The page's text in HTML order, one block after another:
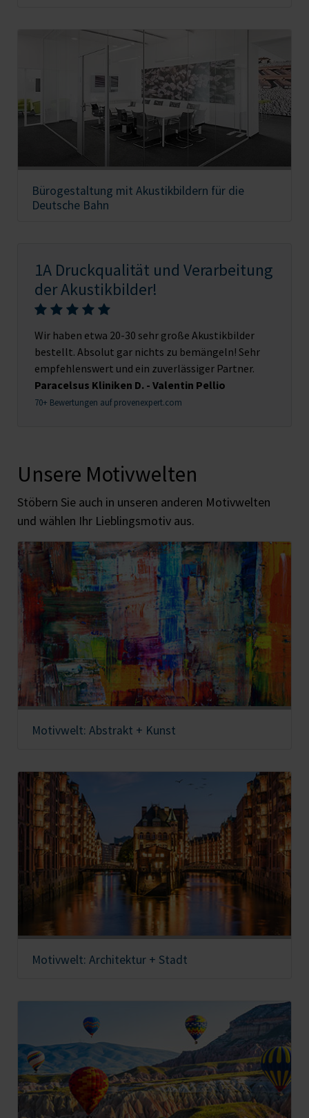
Bürogestaltung mit Akustikbildern für die
Deutsche Bahn
1A Druckqualität und Verarbeitung
der Akustikbilder!
Wir haben etwa 20-30 sehr große Akustikbilder
bestellt. Absolut gar nichts zu bemängeln! Sehr
empfehlenswert und ein zuverlässiger Partner.
Paracelsus Kliniken D. - Valentin Pellio
70+ Bewertungen auf provenexpert.com
Unsere Motivwelten
Stöbern Sie auch in unseren anderen Motivwelten
und wählen Ihr Lieblingsmotiv aus.
Motivwelt: Abstrakt + Kunst
Motivwelt: Architektur + Stadt